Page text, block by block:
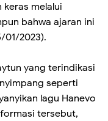
melalui
bahwa ajaran ini
2023).
yang terindikasi
seperti
lagu Hanevo
tersebut,